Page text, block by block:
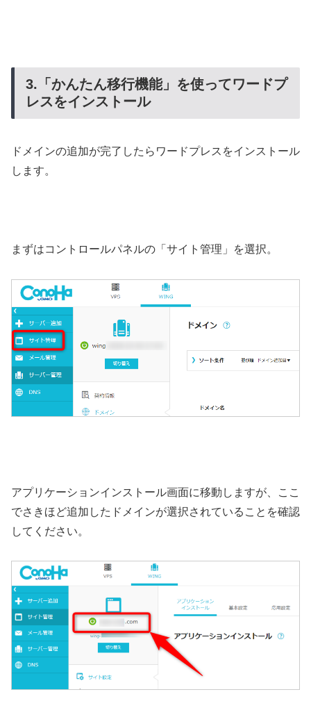
3.「かんたん移行機能」を使ってワードプ
レスをインストール
ドメインの追加が完了したらワードプレスをインストール
します。
まずはコントロールパネルの「サイト管理」を選択。
アプリケーションインストール画面に移動しますが、ここ
でさきほど追加したドメインが選択されていることを確認
してください。